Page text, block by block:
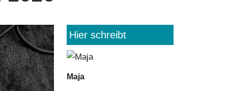
Hier schreibt
Maja